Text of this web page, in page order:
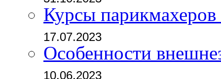
31.10.2023
Курсы
17.07.2023
Особенности